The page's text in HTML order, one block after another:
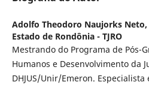
Adolfo Theodoro Naujorks Neto,
Estado de Rondônia - TJRO
Mestrando do Programa de Pós-
Humanos e Desenvolvimento da
DHJUS/Unir/Emeron.